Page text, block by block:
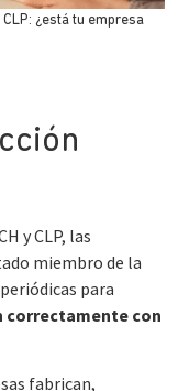
CLP: ¿está tu empresa
y CLP, las
miembro de la
para
correctamente con
fabrican,